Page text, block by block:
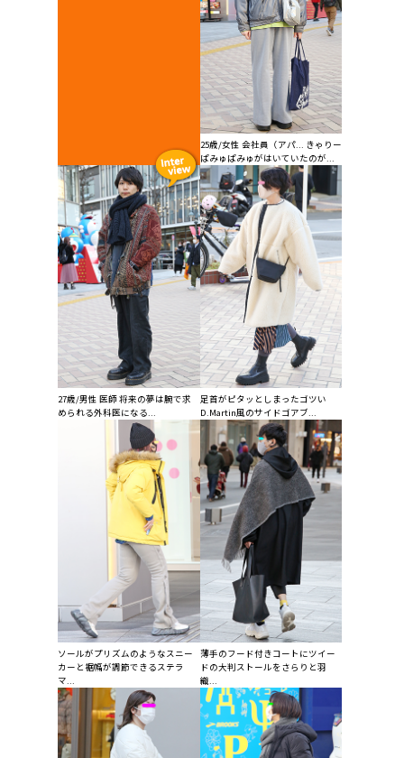
25歳/女性 会社員（アパ... きゃりー
ぱみゅぱみゅがはいていたのが...
27歳/男性 医師 将来の夢は腕で求
められる外科医になる...
足首がピタッとしまったゴツい
D.Martin風のサイドゴアブ...
ソールがプリズムのようなスニー
カーと裾幅が調節できるステラ
マ...
薄手のフード付きコートにツイー
ドの大判ストールをさらりと羽
織...